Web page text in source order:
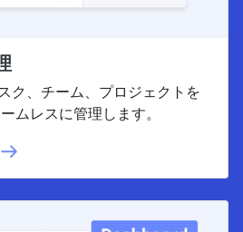
ク、チーム、プロジェクトを
ムレスに管理します。